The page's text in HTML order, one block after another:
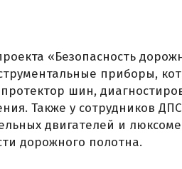
«Безопасность
приборы,
шин,
Также у сотрудников
двигателей и
дорожного полотна.